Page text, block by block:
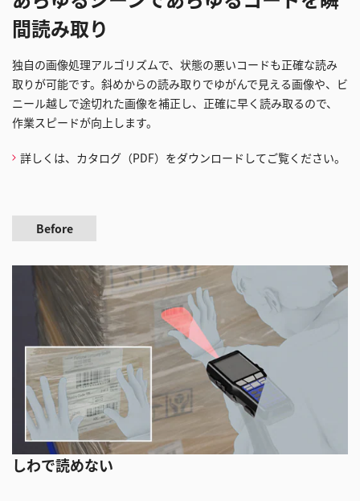
間読み取り
独自の画像処理アルゴリズムで、状態の悪いコードも正確な読み
取りが可能です。斜めからの読み取りでゆがんで見える画像や、ビ
ニール越しで途切れた画像を補正し、正確に早く読み取るので、
作業スピードが向上します。
詳しくは、カタログ（PDF）をダウンロードしてご覧ください。
しわで読めない
Before